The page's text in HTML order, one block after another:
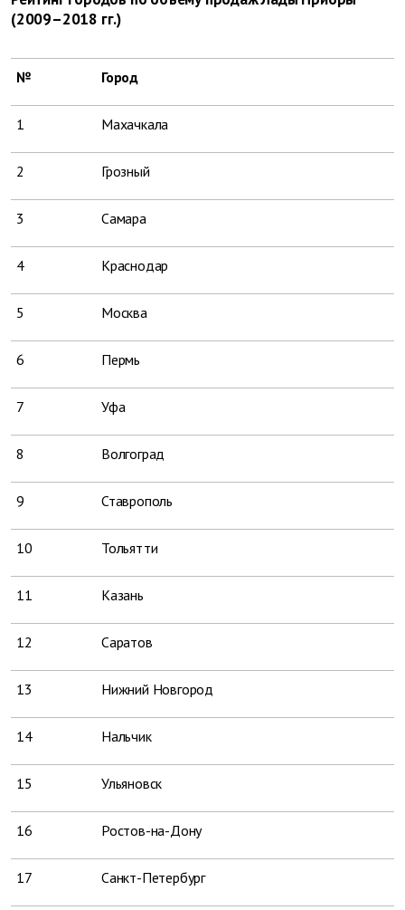
(2009–2018 гг.)
№ Город
1 Махачкала
2 Грозный
3 Самара
4 Краснодар
5 Москва
6 Пермь
7 Уфа
8 Волгоград
9 Ставрополь
10 Тольятти
11 Казань
12 Саратов
13 Нижний Новгород
14 Нальчик
15 Ульяновск
16 Ростов-на-Дону
17 Санкт-Петербург